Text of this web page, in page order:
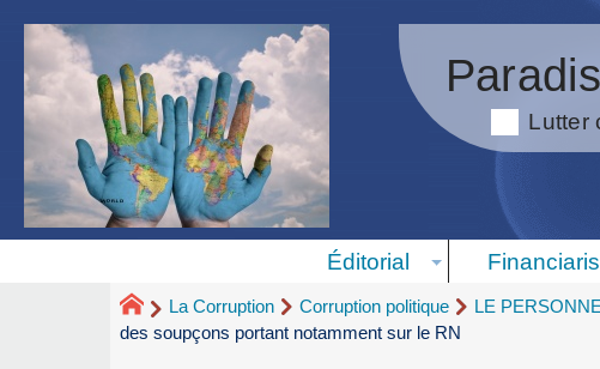
Lutter
Éditorial
La Corruption Corruption politique LE
des soupçons portant notamment sur le RN